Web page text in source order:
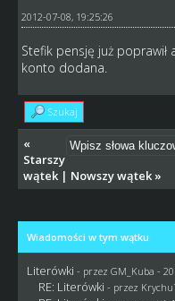
2012-07-08, 19:25:26
Stefik pensję już poprawił
konto dodana.
Szukaj
«
Starszy
wątek| Nowszy wątek»
Wiadomości w tym wątku
Literówki - przez GM_Kuba -
RE: Literówki - przez